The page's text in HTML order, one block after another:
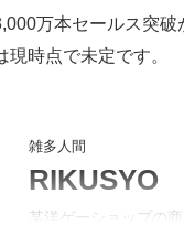
万本セールス突破
時点で未定です。
雑多人間
RIKUSYO
某洋ゲーショップの